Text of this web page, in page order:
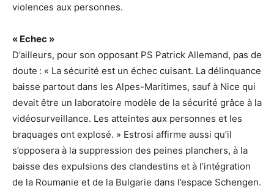
violences aux personnes.
« Echec »
D’ailleurs, pour son opposant PS Patrick Allemand, pas de
doute : « La sécurité est un échec cuisant. La délinquance
baisse partout dans les Alpes-Maritimes, sauf à Nice qui
devait être un laboratoire modèle de la sécurité grâce à la
vidéosurveillance. Les atteintes aux personnes et les
braquages ont explosé. » Estrosi affirme aussi qu’il
s’opposera à la suppression des peines planchers, à la
baisse des expulsions des clandestins et à l’intégration
de la Roumanie et de la Bulgarie dans l’espace Schengen.